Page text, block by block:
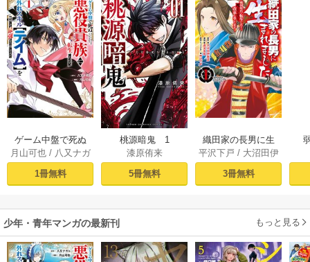
ゲーム中盤で死ぬ
悪役貴族に転生し
たので、外れスキ
ル【テイム】を駆
してみた（１）
月山可也/ 八又ナガ
ト
1冊無料
桃源暗鬼 1
漆原侑来
5冊無料
織田家の長男に生
まれました～戦国
時代に転生したけ
ど、死にたくない
ます～ 1
平沢下戸 / 大沼田伊
/逸見兎歌
3冊無料
少年・青年マンガの最新刊 もっと見る